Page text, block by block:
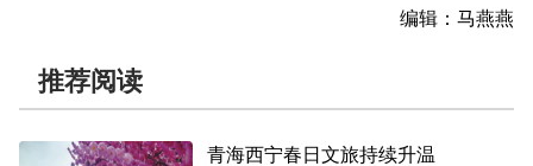
编辑：马燕燕
推荐阅读
青海西宁春日文旅持续升温